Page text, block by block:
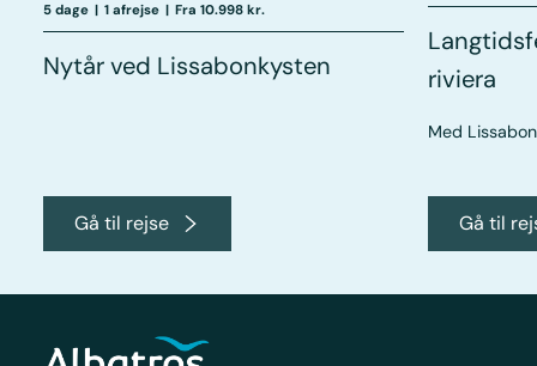
5 dage | 1 afrejse | Fra 10.998 kr.
Nytår ved Lissabonkysten
Gå til rejse
riviera
Med
Gå til